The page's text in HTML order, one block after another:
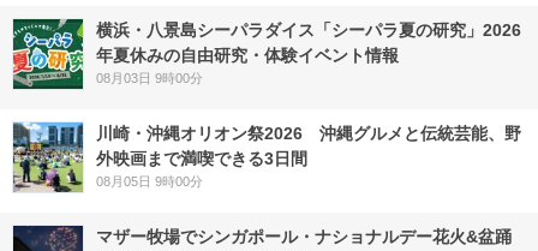
横浜・八景島シーパラダイス「シーパラ夏の研究」2026
年夏休みの自由研究・体験イベント情報
08月03日 9時00分
川崎・沖縄オリオン祭2026 沖縄グルメと伝統芸能、野
外映画まで満喫できる3日間
08月05日 9時00分
マザー牧場でシンガポール・ナショナルデー花火&盆踊